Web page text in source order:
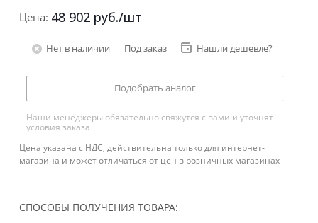
Цена: 48 902 руб./шт
Нет в наличии Под заказ Нашли дешевле?
Подобрать аналог
Наши менеджеры обязательно свяжутся с вами и уточнят
условия заказа
Цена указана с НДС, действительна только для интернет-
магазина и может отличаться от цен в розничных магазинах
СПОСОБЫ ПОЛУЧЕНИЯ ТОВАРА: